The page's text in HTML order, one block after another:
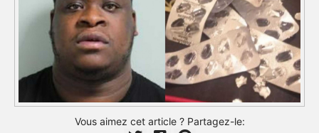
Vous aimez cet article ? Partagez-le: